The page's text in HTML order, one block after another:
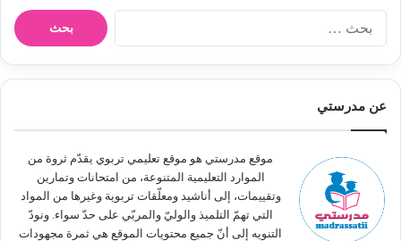
ن
عن مدرستي
موقع مدرستي هو موقع تعليمي تربوي يقدّم ثروة من
الموارد التعليمية المتنوعة، من امتحانات وتمارين
وتقييمات، إلى أناشيد ومعلّقات تربوية وغيرها من المواد
التي تهمّ التلميذ والوليّ والمربّي على حدّ سواء. ونودّ
التنويه إلى أنّ جميع محتويات الموقع هي ثمرة مجهودات